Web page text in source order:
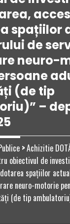
spațiilor
de
neuro-
(de tip
–
>Achizitie
obiectivul de
spațiilor
neuro-motorie
(de tip